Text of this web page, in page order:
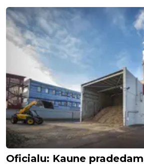
Oficialu: Kaune